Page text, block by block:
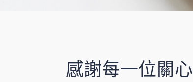
感謝每一位關